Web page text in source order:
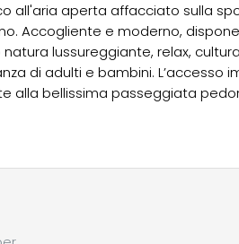
all'aria aperta affacciato sulla
Accogliente e moderno,
lussureggiante, relax,
di adulti e bambini. L’accesso
alla bellissima passeggiata
a soli 15 minuti di auto dal
migliori discoteche, bar e
ogni altra dotazione tipica di